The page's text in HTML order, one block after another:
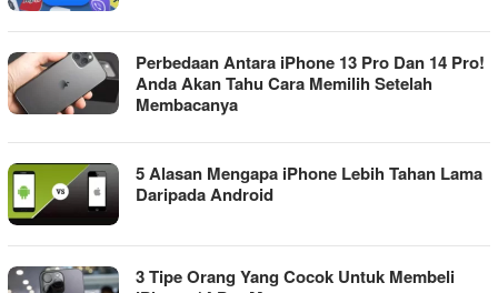
Perbedaan Antara iPhone 13 Pro Dan 14 Pro!
Anda Akan Tahu Cara Memilih Setelah
Membacanya
5 Alasan Mengapa iPhone Lebih Tahan Lama
Daripada Android
3 Tipe Orang Yang Cocok Untuk Membeli